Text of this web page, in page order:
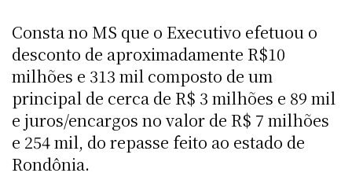
Consta no MS que o Executivo efetuou o
desconto de aproximadamente R$10
milhões e 313 mil composto de um
principal de cerca de R$ 3 milhões e 89 mil
e juros/encargos no valor de R$ 7 milhões
e 254 mil, do repasse feito ao estado de
Rondônia.